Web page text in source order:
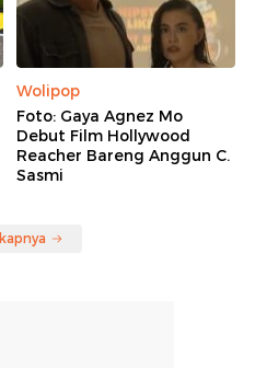
Wolipop
Foto: Gaya Agnez Mo
Debut Film Hollywood
Reacher Bareng Anggun C.
Sasmi